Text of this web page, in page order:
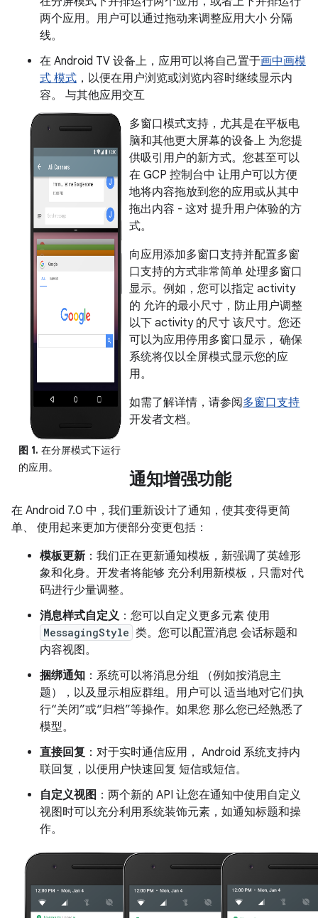
两个应用。用户可以通过拖动来调整应用大小 分隔
线。
在 Android TV 设备上，应用可以将自己置于画中画模
式 模式 ，以便在用户浏览或浏览内容时继续显示内
容。 与其他应用交互
图 1. 在分屏模式下运行
的应用。
多窗口模式支持，尤其是在平板电
脑和其他更大屏幕的设备上 为您提
供吸引用户的新方式。您甚至可以
在 GCP 控制台中 让用户可以方便
地将内容拖放到您的应用或从其中
拖出内容 - 这对 提升用户体验的方
式。
向应用添加多窗口支持并配置多窗
口支持的方式非常简单 处理多窗口
显示。例如，您可以指定 activity
的 允许的最小尺寸，防止用户调整
以下 activity 的尺寸 该尺寸。您还
可以为应用停用多窗口显示， 确保
系统将仅以全屏模式显示您的应
用。
如需了解详情，请参阅多窗口支持
开发者文档。
通知增强功能
在 Android 7.0 中，我们重新设计了通知，使其变得更简
单、 使用起来更加方便部分变更包括：
模板更新 ：我们正在更新通知模板，新强调了英雄形
象和化身。开发者将能够 充分利用新模板，只需对代
码进行少量调整。
消息样式自定义 ：您可以自定义更多元素 使用
MessagingStyle 类。您可以配置消息 会话标题和
内容视图。
捆绑通知 ：系统可以将消息分组 （例如按消息主
题），以及显示相应群组。用户可以 适当地对它们执
行“关闭”或“归档”等操作。如果您 那么您已经熟悉了
模型。
直接回复 ：对于实时通信应用， Android 系统支持内
联回复，以便用户快速回复 短信或短信。
自定义视图 ：两个新的 API 让您在通知中使用自定义
视图时可以充分利用系统装饰元素，如通知标题和操
作。